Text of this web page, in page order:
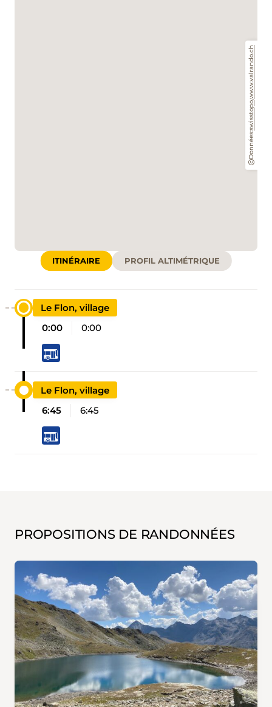
Données:
swisstopo
www.valrando.ch
ITINÉRAIRE PROFIL ALTIMÉTRIQUE
Le Flon, village
0:00
0:00
Le Flon, village
6:45
6:45
PROPOSITIONS DE RANDONNÉES